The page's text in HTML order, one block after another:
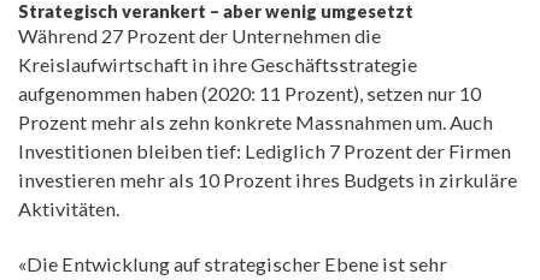
Strategisch verankert – aber wenig umgesetzt
Während 27 Prozent der Unternehmen die
Kreislaufwirtschaft in ihre Geschäftsstrategie
aufgenommen haben (2020: 11 Prozent), setzen nur 10
Prozent mehr als zehn konkrete Massnahmen um. Auch
Investitionen bleiben tief: Lediglich 7 Prozent der Firmen
investieren mehr als 10 Prozent ihres Budgets in zirkuläre
Aktivitäten.
«Die Entwicklung auf strategischer Ebene ist sehr